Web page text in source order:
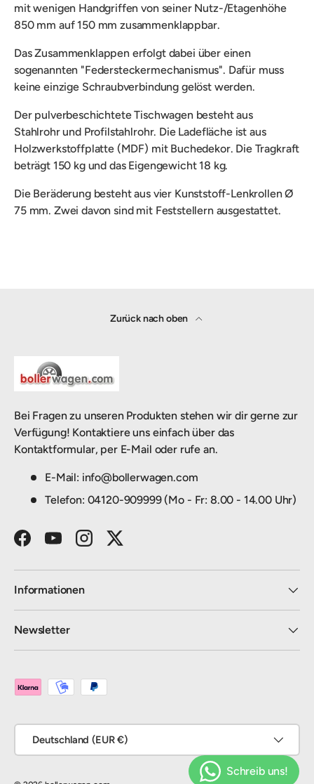
mit wenigen Handgriffen von seiner Nutz-/Etagenhöhe
850 mm auf 150 mm zusammenklappbar.
Das Zusammenklappen erfolgt dabei über einen
sogenannten "Federsteckermechanismus". Dafür muss
keine einzige Schraubverbindung gelöst werden.
Der pulverbeschichtete Tischwagen besteht aus
Stahlrohr und Profilstahlrohr. Die Ladefläche ist aus
Holzwerkstoffplatte (MDF) mit Buchedekor. Die Tragkraft
beträgt 150 kg und das Eigengewicht 18 kg.
Die Beräderung besteht aus vier Kunststoff-Lenkrollen Ø
75 mm. Zwei davon sind mit Feststellern ausgestattet.
Zurück nach oben
Bei Fragen zu unseren Produkten stehen wir dir gerne zur
Verfügung! Kontaktiere uns einfach über das
Kontaktformular, per E-Mail oder rufe an.
E-Mail: info@bollerwagen.com
Telefon: 04120-909999 (Mo - Fr: 8.00 - 14.00 Uhr)
FacebookYouTubeInstagramTwitter
Informationen
Newsletter
Zahlungsmethoden
Deutschland (EUR €)